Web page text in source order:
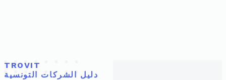
TROVIT
دليل الشركات التونسية